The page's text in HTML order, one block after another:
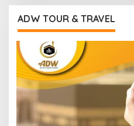
ADW TOUR & TRAVEL